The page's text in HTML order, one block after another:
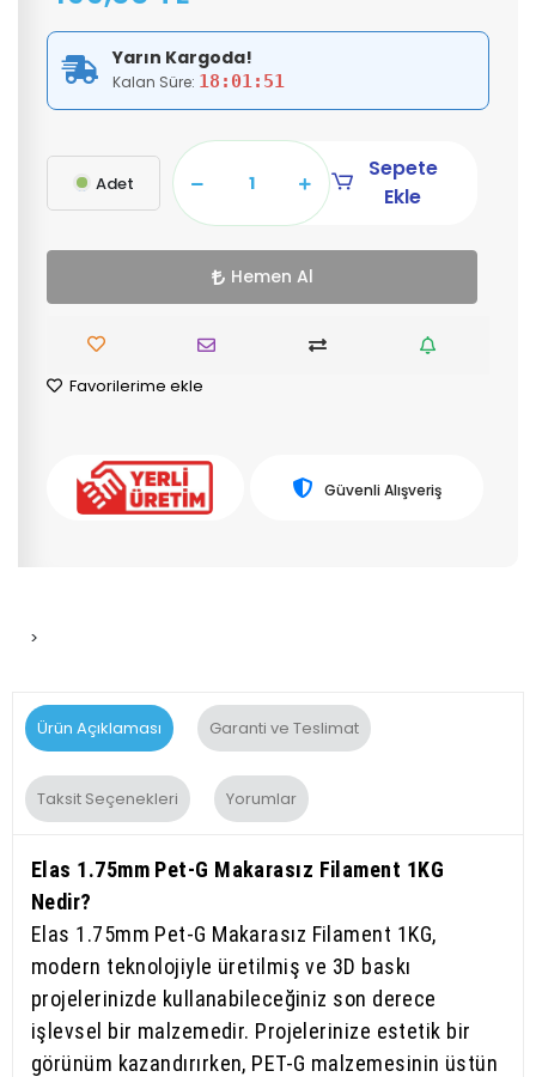
Yarın Kargoda!
Kalan Süre: 18:01:51
Adet
Sepete
Ekle
Hemen Al
Favorilerime ekle
Güvenli Alışveriş
>
Ürün Açıklaması Garanti ve Teslimat
Taksit Seçenekleri Yorumlar
Elas 1.75mm Pet-G Makarasız Filament 1KG
Nedir?
Elas 1.75mm Pet-G Makarasız Filament 1KG,
modern teknolojiyle üretilmiş ve 3D baskı
projelerinizde kullanabileceğiniz son derece
işlevsel bir malzemedir. Projelerinize estetik bir
görünüm kazandırırken, PET-G malzemesinin üstün